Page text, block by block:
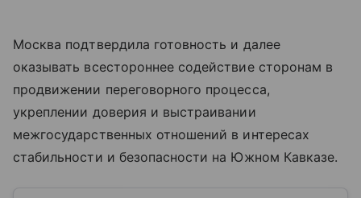
Москва подтвердила готовность и далее
оказывать всестороннее содействие сторонам в
продвижении переговорного процесса,
укреплении доверия и выстраивании
межгосударственных отношений в интересах
стабильности и безопасности на Южном Кавказе.